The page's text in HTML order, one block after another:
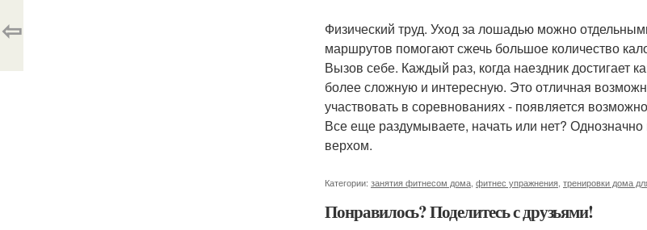
Физический труд. Уход за лошадью можно
маршрутов помогают сжечь большое количество
Вызов себе. Каждый раз, когда наездник достигает
более сложную и интересную. Это отличная
участвовать в соревнованиях - появляется
Все еще раздумываете, начать или нет?
верхом.
Категории: занятия фитнесом дома фитнес упражнения тренировки дома
Понравилось? Поделитесь с друзьями!
⇦